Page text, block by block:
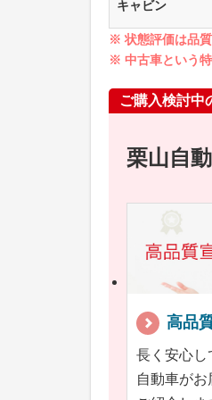
キャビン
※ 状態評価は品質
※ 中古車という特
ご購入検討中
栗山自
高品
長く安心し
自動車が